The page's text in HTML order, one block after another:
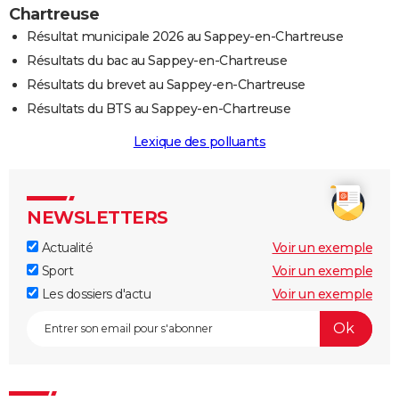
Chartreuse
Résultat municipale 2026 au Sappey-en-Chartreuse
Résultats du bac au Sappey-en-Chartreuse
Résultats du brevet au Sappey-en-Chartreuse
Résultats du BTS au Sappey-en-Chartreuse
Lexique des polluants
NEWSLETTERS
Actualité
Voir un exemple
Sport
Voir un exemple
Les dossiers d'actu
Voir un exemple